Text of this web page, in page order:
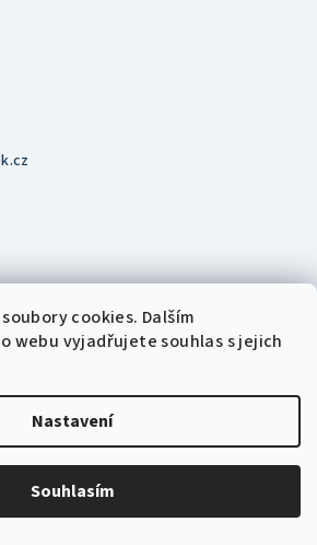
cookies. Dalším
webu vyjadřujete souhlas s jejich
Nastavení
Souhlasím
90. let jsou zpět: Proč
i pamětníci?